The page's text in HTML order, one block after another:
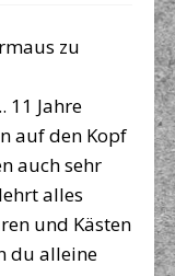
zu
Jahre
auf den Kopf
auch sehr
alles
und Kästen
du alleine